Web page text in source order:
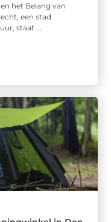
het Belang van
een stad
staat ...